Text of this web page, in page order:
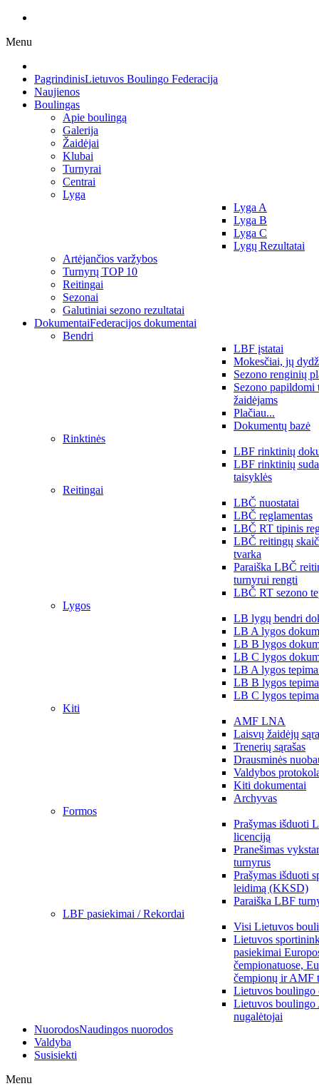
Menu
PagrindinisLietuvos Boulingo Federacija
Naujienos
Boulingas
Apie boulingą
Galerija
Žaidėjai
Klubai
Turnyrai
Centrai
Lyga
Lyga A
Lyga B
Lyga C
Lygų Rezultatai
Artėjančios varžybos
Turnyrų TOP 10
Reitingai
Sezonai
Galutiniai sezono rezultatai
DokumentaiFederacijos dokumentai
Bendri
LBF įstatai
Mokesčiai, jų
Sezono renginių
Sezono papildomi
žaidėjams
Plačiau...
Dokumentų bazė
Rinktinės
LBF rinktinių
LBF rinktinių
taisyklės
Reitingai
LBČ nuostatai
LBČ reglamentas
LBČ RT tipinis
LBČ reitingų
tvarka
Paraiška LBČ
turnyrui rengti
LBČ RT sezono
Lygos
LB lygų bendri
LB A lygos
LB B lygos
LB C lygos
LB A lygos
LB B lygos
LB C lygos
Kiti
AMF LNA
Laisvų žaidėjų
Trenerių sąrašas
Drausminės
Valdybos
Kiti dokumentai
Archyvas
Formos
Prašymas išduoti
licenciją
Pranešimas
turnyrus
Prašymas išduoti
leidimą (KKSD)
Paraiška LBF
LBF pasiekimai / Rekordai
Visi Lietuvos
Lietuvos
pasiekimai
čempionatuose,
čempionų ir AMF
Lietuvos boulingo
Lietuvos boulingo
nugalėtojai
NuorodosNaudingos nuorodos
Valdyba
Susisiekti
Menu